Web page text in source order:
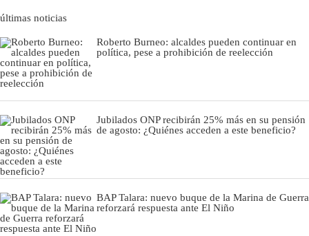
últimas noticias
Roberto Burneo: alcaldes pueden continuar en
política, pese a prohibición de reelección
Jubilados ONP recibirán 25% más en su pensión
de agosto: ¿Quiénes acceden a este beneficio?
BAP Talara: nuevo buque de la Marina de Guerra
reforzará respuesta ante El Niño